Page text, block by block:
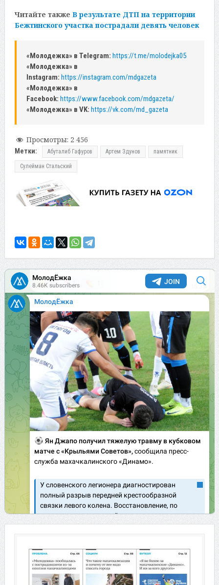
Читайте также В результате ДТП на территории
Бежтинского участка пострадали девять человек
«Молодежка» в Telegram: https://t.me/molodejka05
«Молодежка» в
Instagram: https://instagram.com/mdgazeta
«Молодежка» в
Facebook: https://www.facebook.com/mdgazeta/
«Молодежка» в VK: https://vk.com/md_gazeta
Просмотры: 2 456
Метки: Абуталиб Гафуров Артем Здунов памятник
Сулейман Стальский